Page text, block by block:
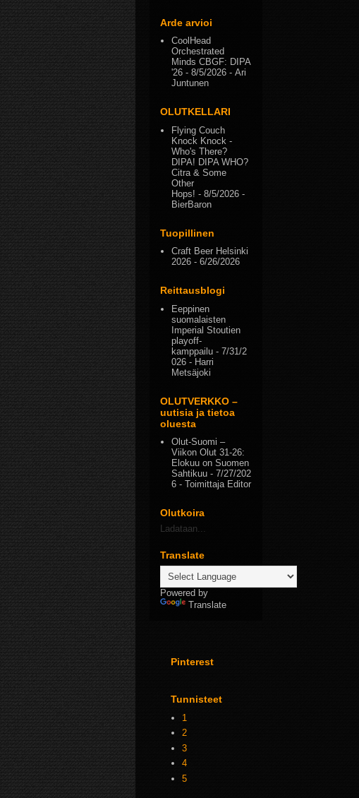
Arde arvioi
CoolHead
Orchestrated
Minds CBGF: DIPA
'26 - 8/5/2026 - Ari
Juntunen
OLUTKELLARI
Flying Couch
Knock Knock -
Who's There?
DIPA! DIPA WHO?
Citra & Some
Other
Hops! - 8/5/2026 -
BierBaron
Tuopillinen
Craft Beer Helsinki
2026 - 6/26/2026
Reittausblogi
Eeppinen
suomalaisten
Imperial Stoutien
playoff-
kamppailu - 7/31/2
026 - Harri
Metsäjoki
OLUTVERKKO –
uutisia ja tietoa
oluesta
Olut-Suomi –
Viikon Olut 31-26:
Elokuu on Suomen
Sahtikuu - 7/27/202
6 - Toimittaja Editor
Olutkoira
Ladataan...
Translate
Powered by
Translate
Pinterest
Tunnisteet
1
2
3
4
5